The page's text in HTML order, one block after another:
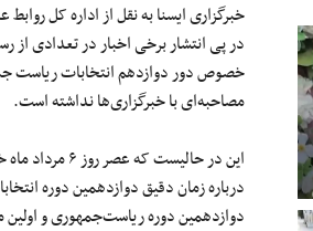
خبرگزاری ایسنا به نقل از اداره کل
در پی انتشار برخی اخبار در تعدادی از
مصاحبه‌ای با خبرگزاری‌ها نداشته است.
این در
درباره زمان دقیق دوازدهمین دوره
دوازدهمین دوره ریاست‌جمهوری و